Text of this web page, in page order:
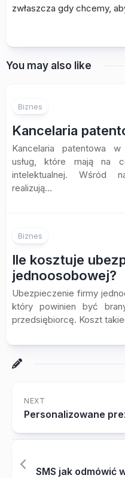
zwłaszcza gdy chcemy,
You may also like
Biznes
Kancelaria
Kancelaria patentowa
usług, które mają na
intelektualnej. Wśród
realizują...
Biznes
Ile kosztuje
jednoosobowej?
Ubezpieczenie firmy
który powinien być
przedsiębiorcę. Koszt
NEXT
Personalizowane
SMS jak odmówić